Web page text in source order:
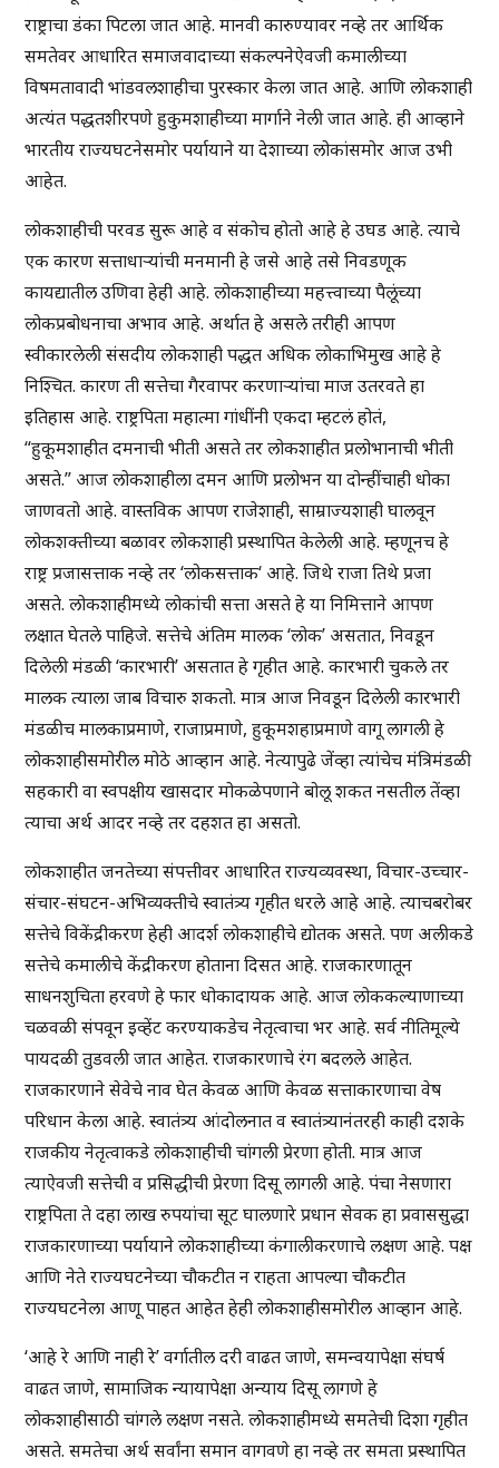
राष्ट्राचा डंका पिटला जात आहे. मानवी कारुण्यावर नव्हे तर आर्थिक
समतेवर आधारित समाजवादाच्या संकल्पनेऐवजी कमालीच्या
विषमतावादी भांडवलशाहीचा पुरस्कार केला जात आहे. आणि लोकशाही
अत्यंत पद्धतशीरपणे हुकुमशाहीच्या मार्गाने नेली जात आहे. ही आव्हाने
भारतीय राज्यघटनेसमोर पर्यायाने या देशाच्या लोकांसमोर आज उभी
आहेत.
लोकशाहीची परवड सुरू आहे व संकोच होतो आहे हे उघड आहे. त्याचे
एक कारण सत्ताधाऱ्यांची मनमानी हे जसे आहे तसे निवडणूक
कायद्यातील उणिवा हेही आहे. लोकशाहीच्या महत्त्वाच्या पैलूंच्या
लोकप्रबोधनाचा अभाव आहे. अर्थात हे असले तरीही आपण
स्वीकारलेली संसदीय लोकशाही पद्धत अधिक लोकाभिमुख आहे हे
निश्चित. कारण ती सत्तेचा गैरवापर करणाऱ्यांचा माज उतरवते हा
इतिहास आहे. राष्ट्रपिता महात्मा गांधींनी एकदा म्हटलं होतं,
“हुकूमशाहीत दमनाची भीती असते तर लोकशाहीत प्रलोभानाची भीती
असते.” आज लोकशाहीला दमन आणि प्रलोभन या दोन्हींचाही धोका
जाणवतो आहे. वास्तविक आपण राजेशाही, साम्राज्यशाही घालवून
लोकशक्तीच्या बळावर लोकशाही प्रस्थापित केलेली आहे. म्हणूनच हे
राष्ट्र प्रजासत्ताक नव्हे तर ‘लोकसत्ताक‘ आहे. जिथे राजा तिथे प्रजा
असते. लोकशाहीमध्ये लोकांची सत्ता असते हे या निमित्ताने आपण
लक्षात घेतले पाहिजे. सत्तेचे अंतिम मालक ‘लोक’ असतात, निवडून
दिलेली मंडळी ‘कारभारी’ असतात हे गृहीत आहे. कारभारी चुकले तर
मालक त्याला जाब विचारु शकतो. मात्र आज निवडून दिलेली कारभारी
मंडळीच मालकाप्रमाणे, राजाप्रमाणे, हुकूमशहाप्रमाणे वागू लागली हे
लोकशाहीसमोरील मोठे आव्हान आहे. नेत्यापुढे जेंव्हा त्यांचेच मंत्रिमंडळी
सहकारी वा स्वपक्षीय खासदार मोकळेपणाने बोलू शकत नसतील तेंव्हा
त्याचा अर्थ आदर नव्हे तर दहशत हा असतो.
लोकशाहीत जनतेच्या संपत्तीवर आधारित राज्यव्यवस्था, विचार-उच्चार-
संचार-संघटन-अभिव्यक्तीचे स्वातंत्र्य गृहीत धरले आहे आहे. त्याचबरोबर
सत्तेचे विकेंद्रीकरण हेही आदर्श लोकशाहीचे द्योतक असते. पण अलीकडे
सत्तेचे कमालीचे केंद्रीकरण होताना दिसत आहे. राजकारणातून
साधनशुचिता हरवणे हे फार धोकादायक आहे. आज लोककल्याणाच्या
चळवळी संपवून इव्हेंट करण्याकडेच नेतृत्वाचा भर आहे. सर्व नीतिमूल्ये
पायदळी तुडवली जात आहेत. राजकारणाचे रंग बदलले आहेत.
राजकारणाने सेवेचे नाव घेत केवळ आणि केवळ सत्ताकारणाचा वेष
परिधान केला आहे. स्वातंत्र्य आंदोलनात व स्वातंत्र्यानंतरही काही दशके
राजकीय नेतृत्वाकडे लोकशाहीची चांगली प्रेरणा होती. मात्र आज
त्याऐवजी सत्तेची व प्रसिद्धीची प्रेरणा दिसू लागली आहे. पंचा नेसणारा
राष्ट्रपिता ते दहा लाख रुपयांचा सूट घालणारे प्रधान सेवक हा प्रवाससुद्धा
राजकारणाच्या पर्यायाने लोकशाहीच्या कंगालीकरणाचे लक्षण आहे. पक्ष
आणि नेते राज्यघटनेच्या चौकटीत न राहता आपल्या चौकटीत
राज्यघटनेला आणू पाहत आहेत हेही लोकशाहीसमोरील आव्हान आहे.
‘आहे रे आणि नाही रे’ वर्गातील दरी वाढत जाणे, समन्वयापेक्षा संघर्ष
वाढत जाणे, सामाजिक न्यायापेक्षा अन्याय दिसू लागणे हे
लोकशाहीसाठी चांगले लक्षण नसते. लोकशाहीमध्ये समतेची दिशा गृहीत
असते. समतेचा अर्थ सर्वांना समान वागवणे हा नव्हे तर समता प्रस्थापित